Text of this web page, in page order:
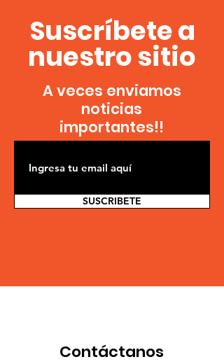
Suscríbete a
nuestro sitio
SUSCRIBETE
A veces enviamos
noticias
importantes!!
Contáctanos